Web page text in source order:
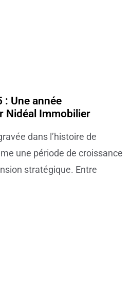
: Une année
Nidéal Immobilier
dans l’histoire de
une période de croissance
stratégique. Entre